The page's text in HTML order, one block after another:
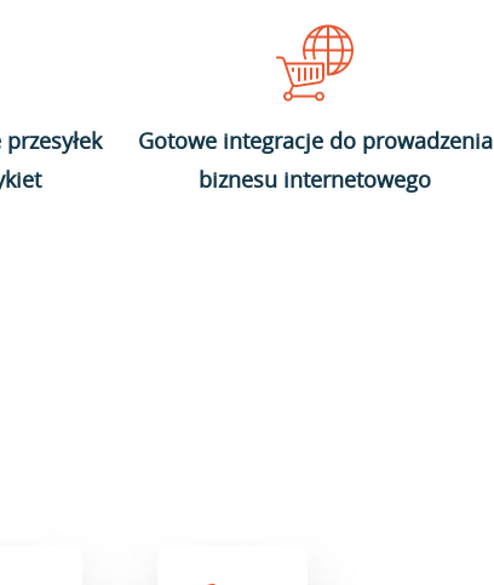
Gotowe integracje do prowadzenia
biznesu internetowego